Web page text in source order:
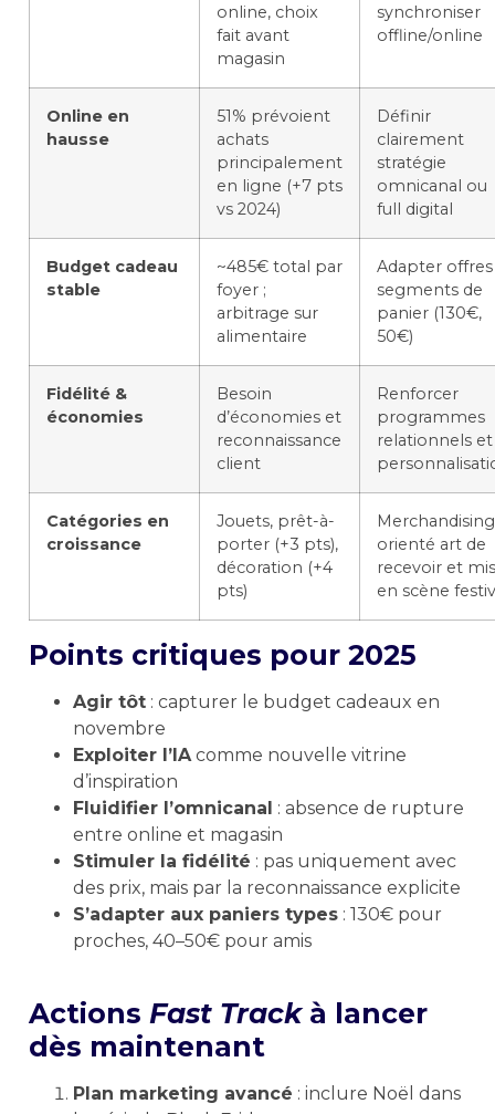
online, choix
fait avant
magasin
synchroniser
offline/online
Online en
hausse
51% prévoient
achats
principalement
en ligne (+7 pts
vs 2024)
Définir
clairement
stratégie
omnicanal ou
full digital
Budget cadeau
stable
~485€ total par
foyer ;
arbitrage sur
alimentaire
Adapter offres
segments de
panier (130€,
50€)
Fidélité &
économies
Besoin
d’économies et
reconnaissance
client
Renforcer
programmes
relationnels et
Catégories en
croissance
Jouets, prêt-à-
porter (+3 pts),
décoration (+4
pts)
Merchandising
orienté art de
recevoir et
en scène
Points critiques pour 2025
Agir tôt : capturer le budget cadeaux en
novembre
Exploiter l’IA comme nouvelle vitrine
d’inspiration
Fluidifier l’omnicanal : absence de rupture
entre online et magasin
Stimuler la fidélité : pas uniquement avec
des prix, mais par la reconnaissance explicite
S’adapter aux paniers types : 130€ pour
proches, 40–50€ pour amis
Actions Fast Trackà lancer
dès maintenant
Plan marketing avancé : inclure Noël dans